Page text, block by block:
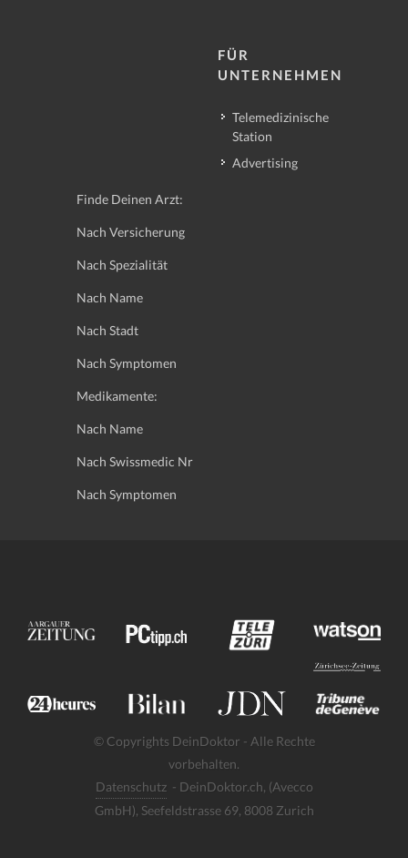
FÜR
UNTERNEHMEN
Telemedizinische
Station
Advertising
Finde Deinen Arzt:
Nach Versicherung
Nach Spezialität
Nach Name
Nach Stadt
Nach Symptomen
Medikamente:
Nach Name
Nach Swissmedic Nr
Nach Symptomen
© Copyrights DeinDoktor - Alle Rechte
vorbehalten.
Datenschutz - DeinDoktor.ch, (Avecco
GmbH), Seefeldstrasse 69, 8008 Zurich